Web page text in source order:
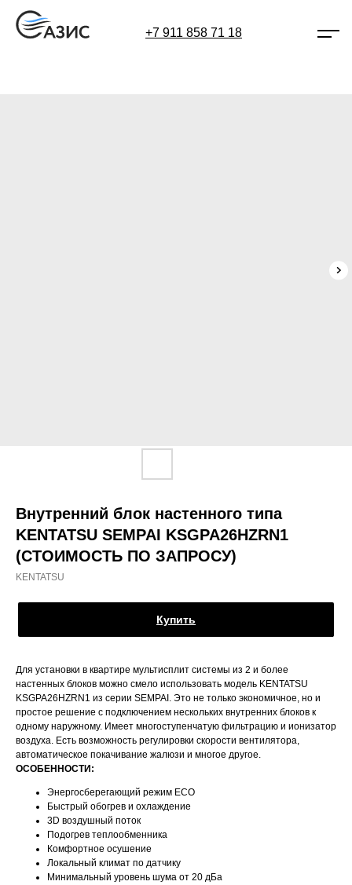
+7 911 858 71 18
Внутренний блок настенного типа
KENTATSU SEMPAI KSGPA26HZRN1
(СТОИМОСТЬ ПО ЗАПРОСУ)
KENTATSU
Купить
Для установки в квартире мультисплит системы из 2 и более
настенных блоков можно смело использовать модель KENTATSU
KSGPA26HZRN1 из серии SEMPAI. Это не только экономичное, но и
простое решение с подключением нескольких внутренних блоков к
одному наружному. Имеет многоступенчатую фильтрацию и ионизатор
воздуха. Есть возможность регулировки скорости вентилятора,
автоматическое покачивание жалюзи и многое другое.
ОСОБЕННОСТИ:
Энергосберегающий режим ECO
Быстрый обогрев и охлаждение
3D воздушный поток
Подогрев теплообменника
Комфортное осушение
Локальный климат по датчику
Минимальный уровень шума от 20 дБа